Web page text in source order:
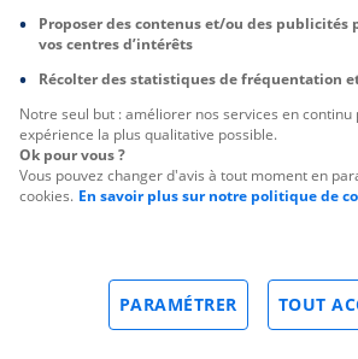
Proposer des contenus et/ou des publicités
vos centres d’intérêts
Récolter des statistiques de fréquentation
Notre seul but : améliorer nos services en
expérience la plus qualitative possible.
Ok pour vous ?
Vous pouvez changer d'avis à tout moment en
cookies. En savoir plus sur notre politique de
TOUT
PARAMÉTRER